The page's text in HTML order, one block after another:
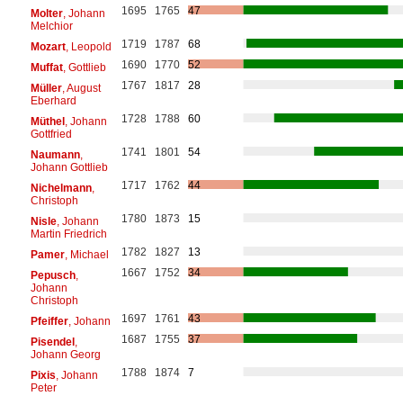
Molter, Johann
Melchior
1695 1765 47
Mozart, Leopold 1719 1787
68
Muffat, Gottlieb 1690 1770
52
Müller, August
Eberhard
1767 1817 28
Müthel, Johann
Gottfried
1728 1788 60
Naumann,
Johann Gottlieb
1741 1801 54
Nichelmann,
Christoph
1717 1762 44
Nisle, Johann
Martin Friedrich
1780 1873 15
Pamer, Michael 1782 1827
13
Pepusch,
Johann
Christoph
1667 1752 34
Pfeiffer, Johann 1697 1761
43
Pisendel,
Johann Georg
1687 1755 37
Pixis , Johann
Peter
1788 1874 7